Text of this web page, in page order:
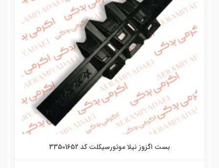
بست اگزوز نیلا موتورسیکلت کد 33501652